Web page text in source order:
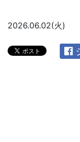
2026.06.02(火)